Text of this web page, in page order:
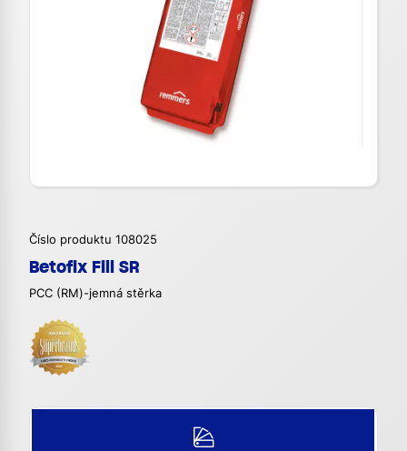
Číslo produktu 108025
Betofix Fill SR
PCC (RM)-jemná stěrka